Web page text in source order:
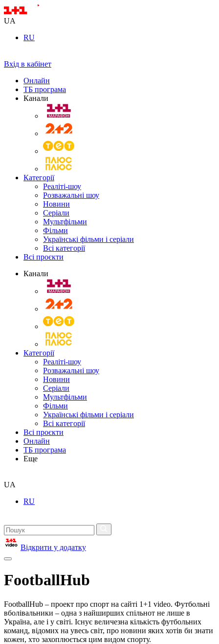
UA
RU
Вхід в кабінет
Онлайн
ТБ програма
Канали
Категорії
Реаліті-шоу
Розважальні шоу
Новини
Серіали
Мультфільми
Фільми
Українські фільми і серіали
Всі категорії
Всі проєкти
Канали
Категорії
Реаліті-шоу
Розважальні шоу
Новини
Серіали
Мультфільми
Фільми
Українські фільми і серіали
Всі категорії
Всі проєкти
Онлайн
ТБ програма
Еще
UA
RU
Відкрити у додатку
FootballHub
FootballHub – проект про спорт на сайті 1+1 video. Футбольні
вболівальники – одна з найширших спільнот не лише в
Україна, але і у світі. Існує величезна кількість футбольних
команд, відомих на увесь світ, про новини яких хотів би знати
кожен, хто захоплюється цим видом спорту.